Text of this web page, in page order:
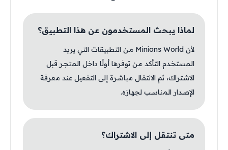
لماذا يبحث المستخدمون عن هذا التطبيق؟
لأن Minions World من التطبيقات التي يريد
المستخدم التأكد من توفرها أولًا داخل المتجر قبل
الاشتراك، ثم الانتقال مباشرة إلى التفعيل عند معرفة
الإصدار المناسب لجهازه.
متى تنتقل إلى الاشتراك؟